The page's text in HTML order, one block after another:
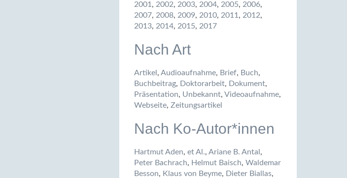
2001 , 2002, 2003, 2004, 2005, 2006,
2007, 2008, 2009, 2010, 2011 , 2012,
2013, 2014, 2015, 2017
Nach Art
Artikel , Audioaufnahme, Brief, Buch,
Buchbeitrag, Doktorarbeit, Dokument,
Präsentation, Unbekannt, Videoaufnahme,
Webseite, Zeitungsartikel
Nach Ko-Autor*innen
Hartmut Aden, et Al., Ariane B. Antal ,
Peter Bachrach, Helmut Baisch, Waldemar
Besson, Klaus von Beyme, Dieter Biallas,